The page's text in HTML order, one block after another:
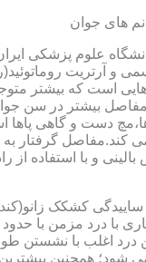
های جوان
علوم پزشکی
و آرتریت
است که بیشتر
بیشتر در سن
دست و گاهی
کند.مفاصل گرفتار
و با استفاده از
کشکک
با درد مزمن با
اغلب با نشستن
شود؛ همچنین